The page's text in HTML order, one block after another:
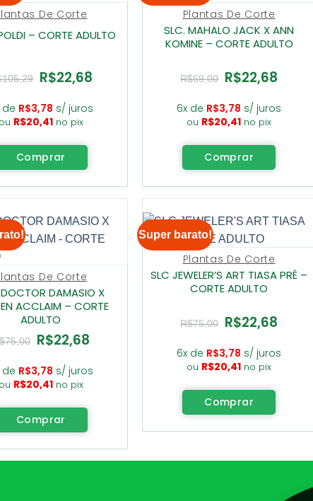
De Corte
– CORTE ADULTO
105,29
O
preço
era:
R$105,29.
R$22,68O
é:
R$22,68.
de R$3,78 s/ juros
ou R$20,41 no pix
Comprar
Plantas De Corte
SLC. MAHALO JACK X ANN
KOMINE – CORTE ADULTO
R$69,00 O
preço
era:
R$69,00.
R$22,68O
é:
R$22,68.
6x de R$3,78 s/ juros
ou R$20,41 no pix
Comprar
De Corte
DAMASIO X
ACCLAIM – CORTE
ADULTO
75,00
O
preço
era:
R$75,00.
R$22,68O
é:
R$22,68.
de R$3,78 s/ juros
ou R$20,41 no pix
Comprar
Super barato!
Plantas De Corte
SLC JEWELER’S ART TIASA PRÉ –
CORTE ADULTO
R$75,00 O
preço
era:
R$75,00.
R$22,68O
é:
R$22,68.
6x de R$3,78 s/ juros
ou R$20,41 no pix
Comprar